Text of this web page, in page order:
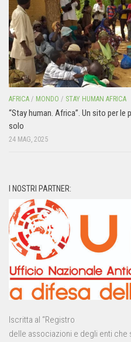
AFRICA / MONDO / STAY HUMAN AFRICA
“Stay human. Africa”. Un sito per
solo
24 MAG, 2025
I NOSTRI PARTNER:
Iscritta al “Registro
delle associazioni e degli enti che